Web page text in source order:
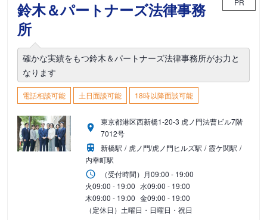
鈴木＆パートナーズ法律事務
所
PR
確かな実績をもつ鈴木＆パートナーズ法律事務所がお力と
なります
電話相談可能 土日面談可能 18時以降面談可能
東京都港区西新橋1-20-3 虎ノ門法曹ビル7階
7012号
新橋駅
虎ノ門/虎ノ門ヒルズ駅
霞ケ関駅
内幸町駅
（受付時間） 月09:00 - 19:00
火09:00 - 19:00 水09:00 - 19:00
木09:00 - 19:00 金09:00 - 19:00
（定休日）土曜日・日曜日・祝日